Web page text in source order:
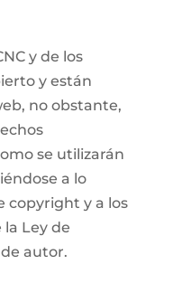
y de los
y están
no obstante,
se utilizarán
a lo
copyright y a los
Ley de
autor.